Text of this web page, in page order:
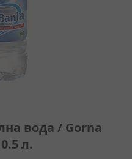
вода / Gorna
л.